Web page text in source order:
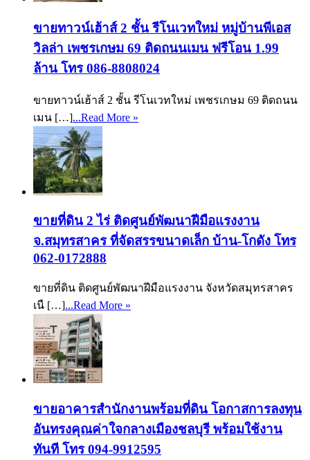
ขายทาวน์เฮ้าส์ 2 ชั้น รีโนเวทใหม่ หมู่บ้านพีเอส
วิลล่า เพชรเกษม 69 ติดถนนเมน ฟรีโอน 1.99
ล้าน โทร 086-8808024
ขายทาวน์เฮ้าส์ 2 ชั้น รีโนเวทใหม่ เพชรเกษม 69 ติดถนน
เมน […]...Read More »
ขายที่ดิน 2 ไร่ ติดศูนย์พัฒนาฝีมือแรงงาน
จ.สมุทรสาคร ที่จัดสรรขนาดเล็ก บ้าน-โกดัง โทร
062-0172888
ขายที่ดิน ติดศูนย์พัฒนาฝีมือแรงงาน จังหวัดสมุทรสาคร
เนื […]...Read More »
ขายอาคารสำนักงานพร้อมที่ดิน โอกาสการลงทุน
อันทรงคุณค่าใจกลางเมืองชลบุรี พร้อมใช้งาน
ทันที โทร 094-9912595